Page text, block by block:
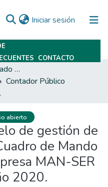
Iniciar sesión (current)
CONTACTO
Trabajos Finales De Grado Y Posgrado
Contador Público
año 2020.
abierto
de gestión de
de Mando
MAN-SER
2020.